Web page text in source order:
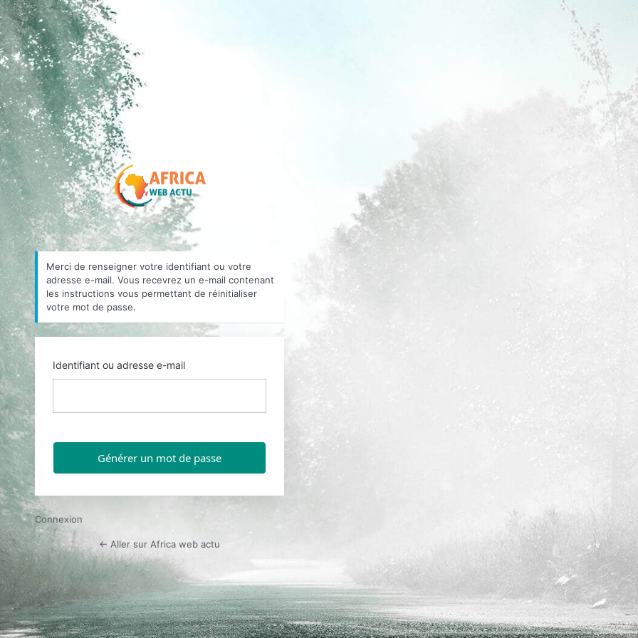
Merci de renseigner votre identifiant ou votre
adresse e-mail. Vous recevrez un e-mail contenant
les instructions vous permettant de réinitialiser
votre mot de passe.
Identifiant ou adresse e-mail
Connexion
← Aller sur Africa web actu